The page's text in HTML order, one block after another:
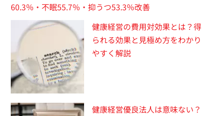
60.3％・不眠55.7％・抑うつ53.3％改善
健康経営の費用対効果とは？得
られる効果と見極め方をわかり
やすく解説
健康経営優良法人は意味ない？